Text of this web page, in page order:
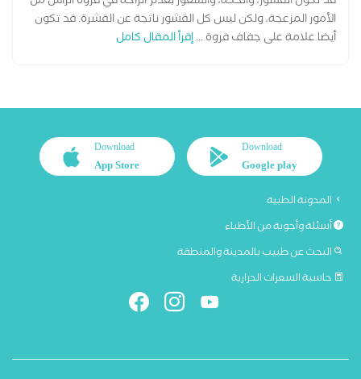
الأمور المزعجة، ولكن ليس كل القشور ناتجة عن القشرة. قد تكون
أيضا علامة على جفاف فروة ...إقرأ المقال كامل
Download
Google play
Download
App Store
المدونة الطبية
أسئلة وأجوبة من الأطباء
البحث عن طبيب بالمدينة والمنطقة
حاسبة السعرات الحرارية